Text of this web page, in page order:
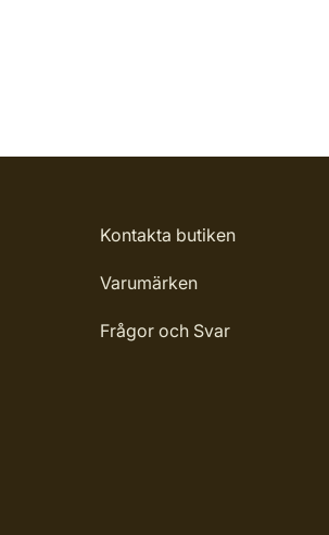
Kontakta butiken
Varumärken
Frågor och Svar